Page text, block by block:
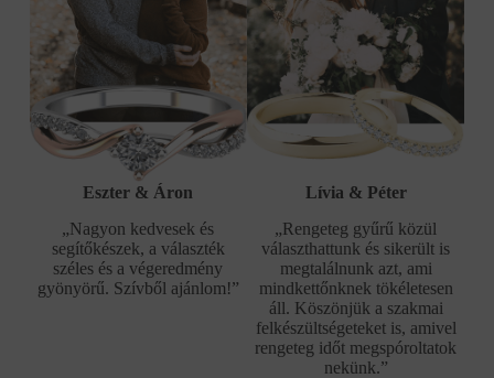
Eszter & Áron
„Nagyon kedvesek és
segítőkészek, a választék
széles és a végeredmény
gyönyörű. Szívből ajánlom!”
Lívia & Péter
„Rengeteg gyűrű közül
választhattunk és sikerült is
megtalálnunk azt, ami
mindkettőnknek tökéletesen
áll. Köszönjük a szakmai
felkészültségeteket is, amivel
rengeteg időt megspóroltatok
nekünk.”